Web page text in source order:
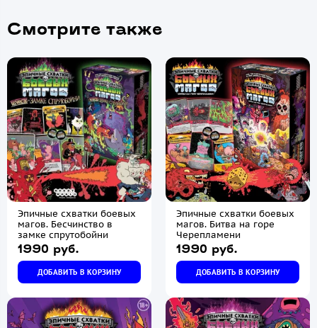
Смотрите также
Эпичные схватки боевых
магов. Бесчинство в
замке спрутобойни
1990 руб.
ДОБАВИТЬ В КОРЗИНУ
Эпичные схватки боевых
магов. Битва на горе
Черепламени
1990 руб.
ДОБАВИТЬ В КОРЗИНУ